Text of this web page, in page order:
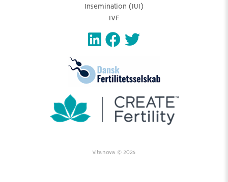
Insemination (IUI)
IVF
Vitanova © 2026